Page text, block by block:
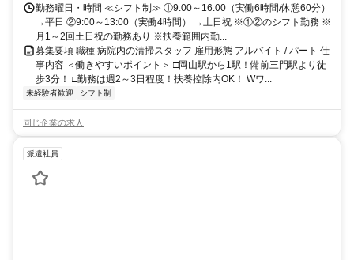
勤務曜日・時間 ≪シフト制≫ ①9:00～16:00（実働6時間/休憩60分）
→平日 ②9:00～13:00（実働4時間） →土日祝 ※①②のシフト勤務 ※
月1～2回土日祝の勤務あり ※扶養範囲内勤...
募集要項 職種 病院内の清掃スタッフ 雇用形態 アルバイト / パート 仕
事内容 ＜働きやすいポイント＞ □岡山駅から1駅！備前三門駅より徒
歩3分！ □勤務は週2～3日程度！扶養控除内OK！ Wワ...
未経験者歓迎 シフト制
同じ企業の求人
派遣社員